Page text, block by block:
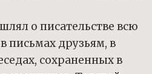
о писательстве всю
письмах друзьям, в
сохраненных в